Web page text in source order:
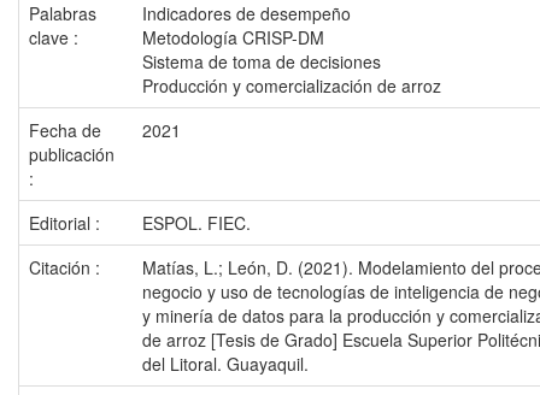
Palabras
clave :
Indicadores de desempeño
Metodología CRISP-DM
Sistema de toma de decisiones
Producción y comercialización de arroz
Fecha de
publicación
:
2021
Editorial :
ESPOL. FIEC.
Citación :
Matías, L.; León, D. (2021). Modelamiento del
negocio y uso de tecnologías de inteligencia de
y minería de datos para la producción y
de arroz [Tesis de Grado] Escuela Superior
del Litoral. Guayaquil.